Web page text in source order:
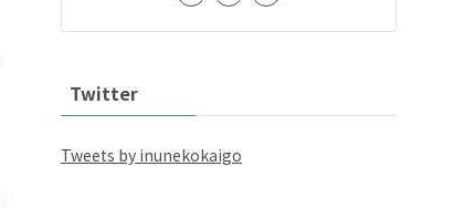
Twitter
Tweets by inunekokaigo